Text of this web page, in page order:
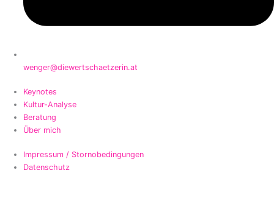
wenger@diewertschaetzerin.at
Keynotes
Kultur-Analyse
Beratung
Über mich
Impressum / Stornobedingungen
Datenschutz